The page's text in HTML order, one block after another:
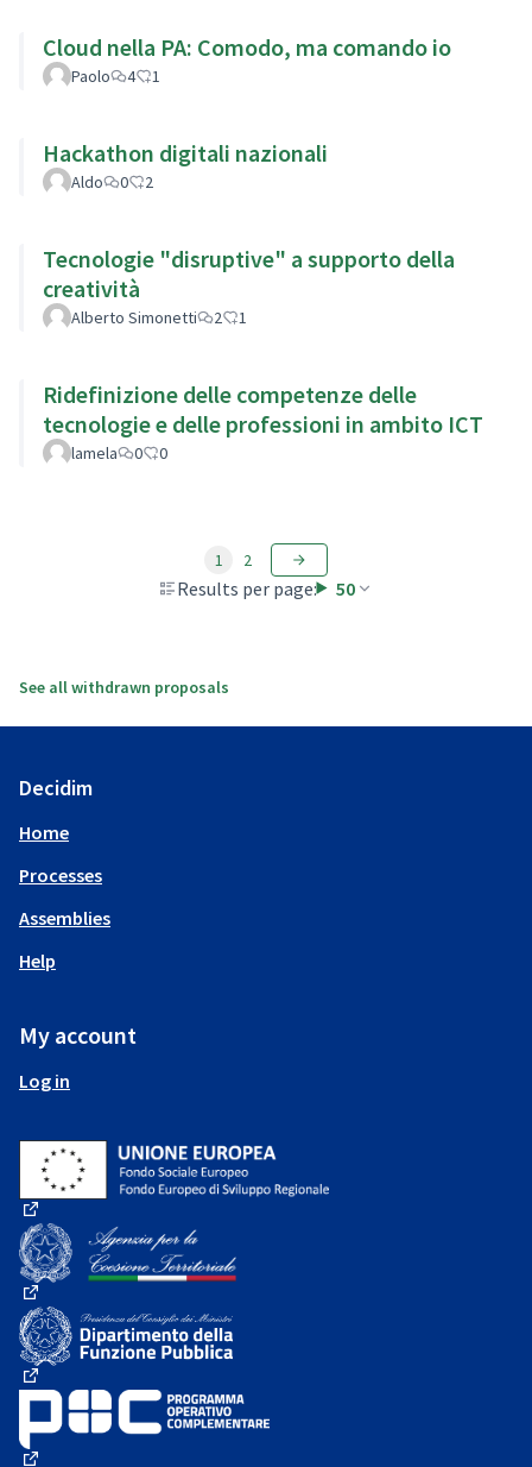
Cloud nella PA: Comodo, ma comando io
Paolo 4 1
Hackathon digitali nazionali
Aldo 0 2
Tecnologie "disruptive" a supporto della
creatività
Alberto Simonetti 2 1
Ridefinizione delle competenze delle
tecnologie e delle professioni in ambito ICT
lamela 0 0
Results per page: 50
1 2
See all withdrawn proposals
Decidim
Home
Processes
Assemblies
Help
My account
Log in
(External link)
(External link)
(External link)